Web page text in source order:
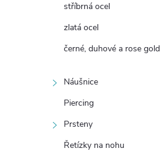
stříbrná ocel
zlatá ocel
černé, duhové a rose gold
Náušnice
Piercing
Prsteny
Řetízky na nohu